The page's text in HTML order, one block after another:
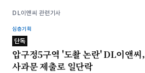
DL이앤씨 관련기사
심층기획
단독
압구정5구역 '도촬 논란' DL이앤씨,
사과문 제출로 일단락